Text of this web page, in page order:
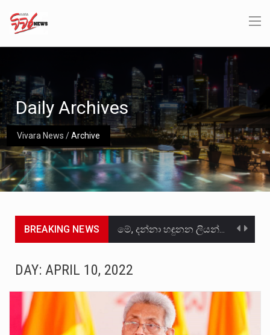
Vivara News /Archive
Daily Archives
BREAKING NEWS මේ, දන්නා හඳුනන ලියන්නකුගේ නන්නාඳුනන අඩවියක සැරිසරා ලද ආස්වාදනීය මොහොතක සිංහාවලෝකනයකි .කෙටි කවියක දිගු බර…
DAY: APRIL 10, 2022